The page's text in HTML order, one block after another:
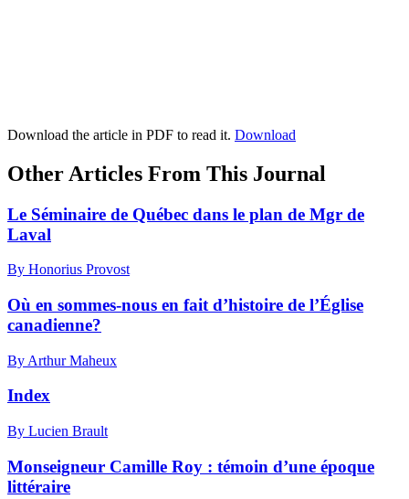
Download the article in PDF to read it. Download
Other Articles From This Journal
Le Séminaire de Québec dans le plan de Mgr de
Laval
By Honorius Provost
Où en sommes-nous en fait d’histoire de l’Église
canadienne?
By Arthur Maheux
Index
By Lucien Brault
Monseigneur Camille Roy : témoin d’une époque
littéraire